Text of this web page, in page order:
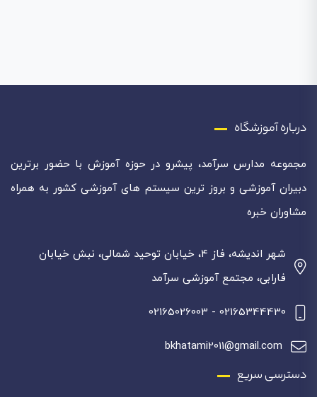
درباره آموزشگاه
مجموعه مدارس سرآمد، پیشرو در حوزه آموزش با حضور برترین
دبیران آموزشی و بروز ترین سیستم های آموزشی کشور به همراه
مشاوران خبره
شهر اندیشه، فاز ۴، خیابان توحید شمالی، نبش خیابان
فارابی، مجتمع آموزشی سرآمد
02165344430 - 02165026003
bkhatami2011@gmail.com
دسترسی سریع